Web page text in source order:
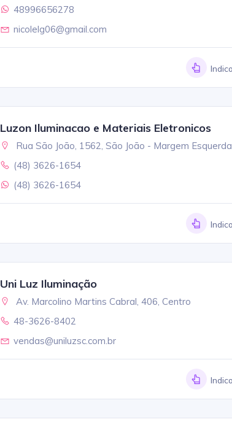
48996656278
nicolelg06@gmail.com
Luzon Iluminacao e Materiais Eletronicos
Rua São João, 1562, São João - Margem Esquerda
(48) 3626-1654
(48) 3626-1654
Uni Luz Iluminação
Av. Marcolino Martins Cabral, 406, Centro
48-3626-8402
vendas@uniluzsc.com.br